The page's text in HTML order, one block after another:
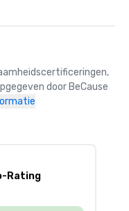
door BeCause
Rating